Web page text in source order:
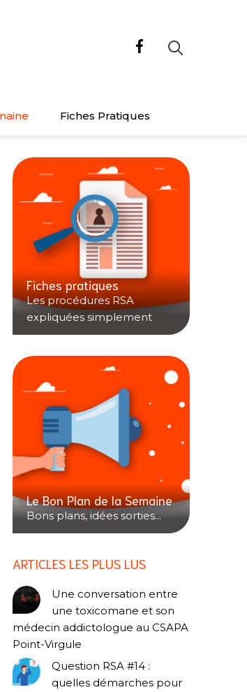
Fiches Pratiques
Fiches pratiques
Les procédures RSA
expliquées simplement
Le Bon Plan de la Semaine
Bons plans, idées sorties...
ARTICLES LES PLUS LUS
Une conversation entre
une toxicomane et son
médecin addictologue au CSAPA
Point-Virgule
Question RSA #14 :
quelles démarches pour